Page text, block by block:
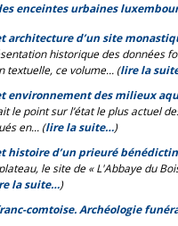
enceintes urbaines
architecture d’un site
historique des données
textuelle, ce volume... (lire la
environnement des milieux
le point sur l’état le plus actuel
en... (lire la suite…)
histoire d’un prieuré
le site de « L'Abbaye du
la suite…)
comtoise. Archéologie